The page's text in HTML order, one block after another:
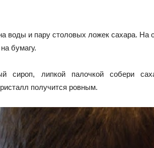
воды и пару столовых ложек сахара. На
бумагу.
сироп, липкой палочкой собери
получится ровным.